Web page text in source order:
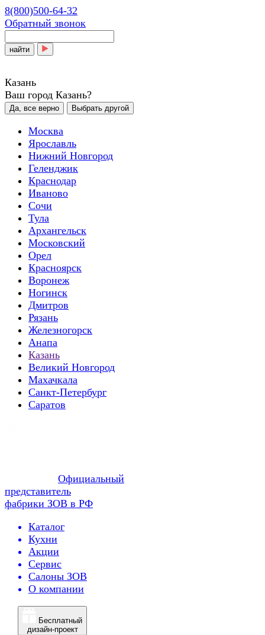
8(800)500-64-32
Обратный звонок
найти
Казань
Ваш город Казань?
Да, все верно Выбрать другой
Москва
Ярославль
Нижний Новгород
Геленджик
Краснодар
Иваново
Сочи
Тула
Архангельск
Московский
Орел
Красноярск
Воронеж
Ногинск
Дмитров
Рязань
Железногорск
Анапа
Казань
Великий Новгород
Махачкала
Санкт-Петербург
Саратов
Официальный
представитель
фабрики ЗОВ в РФ
Каталог
Кухни
Акции
Сервис
Салоны ЗОВ
О компании
Бесплатный
дизайн-проект